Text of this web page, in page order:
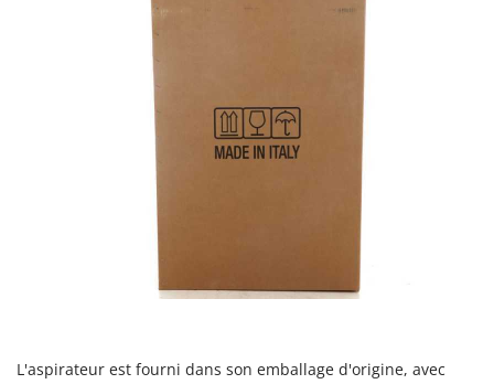
More than chef
New O.M.R.A.
Ninja
L'aspirateur est fourni dans son emballage d'origine, avec